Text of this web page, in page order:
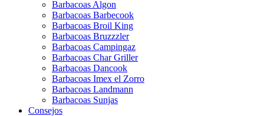
Barbacoas Algon
Barbacoas Barbecook
Barbacoas Broil King
Barbacoas Bruzzzler
Barbacoas Campingaz
Barbacoas Char Griller
Barbacoas Dancook
Barbacoas Imex el Zorro
Barbacoas Landmann
Barbacoas Sunjas
Consejos